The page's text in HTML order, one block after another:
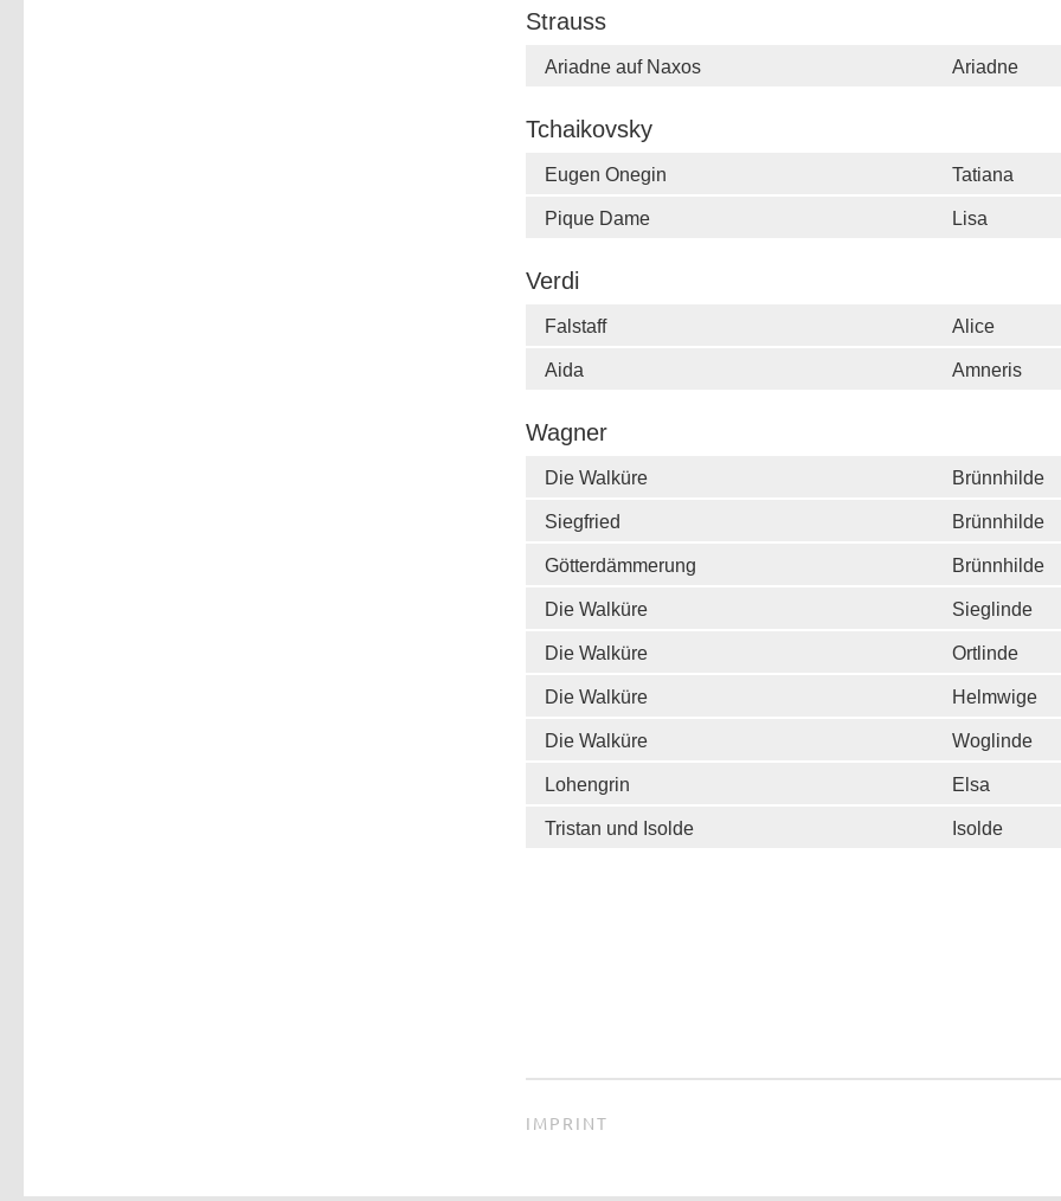
Strauss
Ariadne auf Naxos Ariadne
Tchaikovsky
Eugen Onegin Tatiana
Pique Dame Lisa
Verdi
Falstaff Alice
Aida Amneris
Wagner
Die Walküre Brünnhilde
Siegfried Brünnhilde
Götterdämmerung Brünnhilde
Die Walküre Sieglinde
Die Walküre Ortlinde
Die Walküre Helmwige
Die Walküre Woglinde
Lohengrin Elsa
Tristan und Isolde Isolde
IMPRINT